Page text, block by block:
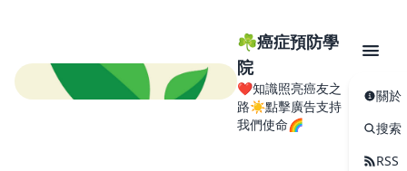
☘️癌症預防學
院
❤️知識照亮癌友之
路☀️點擊廣告支持
我們使命🌈
關於
搜索
RSS